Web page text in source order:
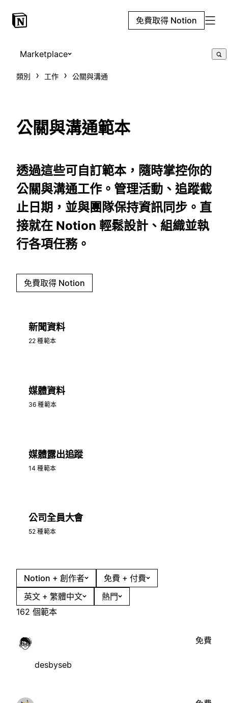
免費取得 Notion
Marketplace
類別 工作 公關與溝通
公關與溝通範本
透過這些可自訂範本，隨時掌控你的
公關與溝通工作。管理活動、追蹤截
止日期，並與團隊保持資訊同步。直
接就在 Notion 輕鬆設計、組織並執
行各項任務。
免費取得 Notion
新聞資料
22 種範本
媒體資料
36 種範本
媒體露出追蹤
14 種範本
公司全員大會
52 種範本
Notion + 創作者
免費 + 付費
英文 + 繁體中文
熱門
162 個範本
desbyseb
免費